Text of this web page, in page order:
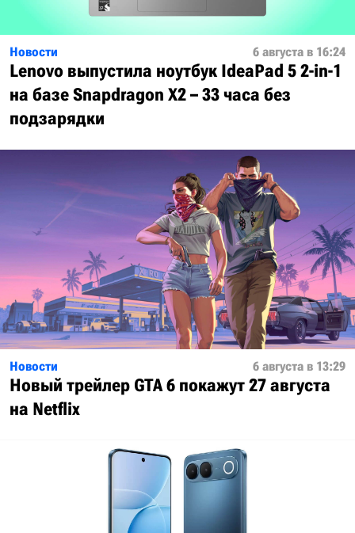
Новости 6 августа в 16:24
Lenovo выпустила ноутбук IdeaPad 5 2-in-1
на базе Snapdragon X2 – 33 часа без
подзарядки
Новости 6 августа в 13:29
Новый трейлер GTA 6 покажут 27 августа
на Netflix